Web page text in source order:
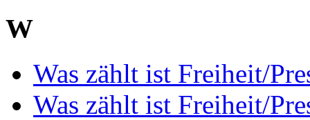
W
Was zählt ist Freiheit/
Was zählt ist Freiheit/